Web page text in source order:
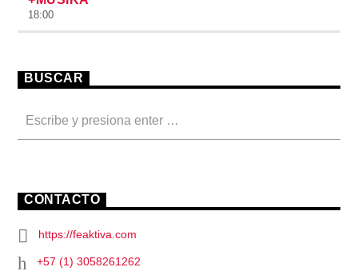
18:00
BUSCAR
CONTACTO
https://feaktiva.com
+57 (1) 3058261262